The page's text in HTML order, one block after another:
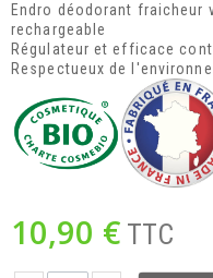
Endro déodorant fraicheur
rechargeable
Régulateur et efficace
Respectueux de
10,90 € TTC